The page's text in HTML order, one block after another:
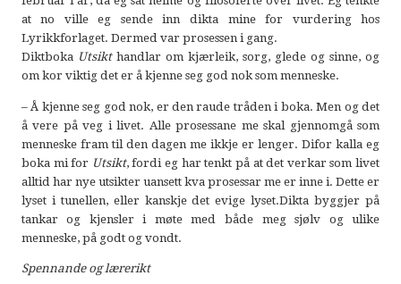
at no ville eg sende inn dikta mine for vurdering hos
Lyrikkforlaget. Dermed var prosessen i gang.
Diktboka Utsikthandlar om kjærleik, sorg, glede og sinne, og
om kor viktig det er å kjenne seg god nok som menneske.
– Å kjenne seg god nok, er den raude tråden i boka. Men og det
å vere på veg i livet. Alle prosessane me skal gjennomgå som
menneske fram til den dagen me ikkje er lenger. Difor kalla eg
boka mi for Utsikt, fordi eg har tenkt på at det verkar som livet
alltid har nye utsikter uansett kva prosessar me er inne i. Dette er
lyset i tunellen, eller kanskje det evige lyset.Dikta byggjer på
tankar og kjensler i møte med både meg sjølv og ulike
menneske, på godt og vondt.
Spennande og lærerikt